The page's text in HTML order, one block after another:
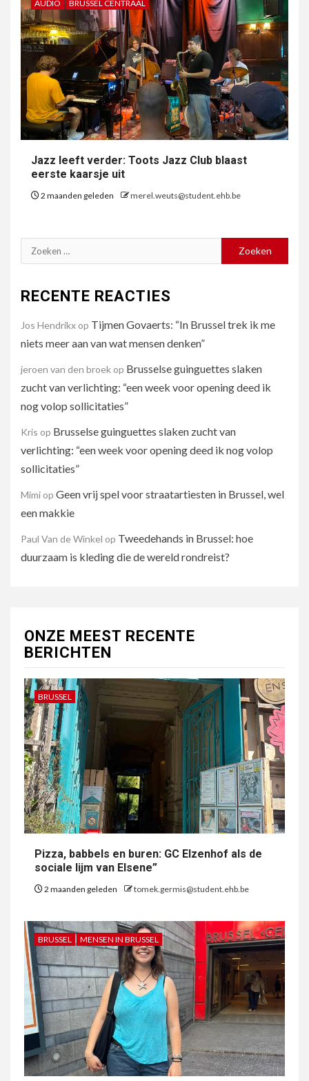
AUDIO BRUSSEL CENTRAAL
Jazz leeft verder: Toots Jazz Club blaast
eerste kaarsje uit
2 maanden geleden merel.weuts@student.ehb.be
Zoeken
naar:
RECENTE REACTIES
Jos Hendrikx op Tijmen Govaerts: “In Brussel trek ik me
niets meer aan van wat mensen denken”
jeroen van den broek op Brusselse guinguettes slaken
zucht van verlichting: “een week voor opening deed ik
nog volop sollicitaties”
Kris op Brusselse guinguettes slaken zucht van
verlichting: “een week voor opening deed ik nog volop
sollicitaties”
Mimi op Geen vrij spel voor straatartiesten in Brussel, wel
een makkie
Paul Van de Winkel op Tweedehands in Brussel: hoe
duurzaam is kleding die de wereld rondreist?
ONZE MEEST RECENTE
BERICHTEN
BRUSSEL
Pizza, babbels en buren: GC Elzenhof als de
sociale lijm van Elsene”
2 maanden geleden tomek.germis@student.ehb.be
BRUSSEL MENSEN IN BRUSSEL